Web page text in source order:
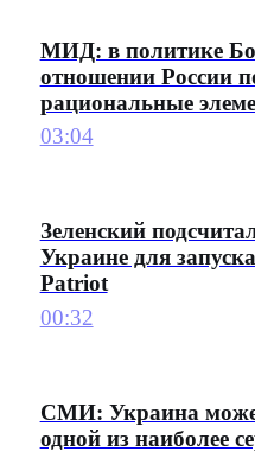
МИД: в политике
отношении России
рациональные
03:04
Зеленский
Украине для
Patriot
00:32
СМИ: Украина
одной из наиболее